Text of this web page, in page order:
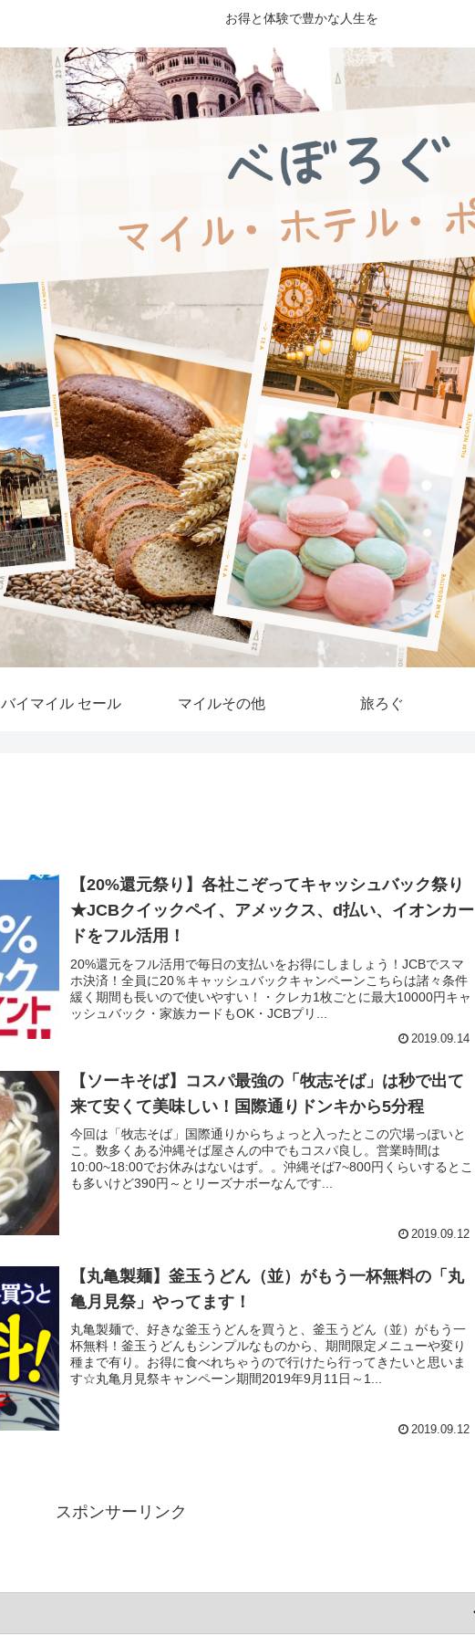
お得と体験で豊かな人生を
バイマイル セール マイルその他 旅ろぐ
【20%還元祭り】各社こぞってキャッシュバック祭り
★JCBクイックペイ、アメックス、d払い、イオンカー
ドをフル活用！
20%還元をフル活用で毎日の支払いをお得にしましょう！JCBでスマ
ホ決済！全員に20％キャッシュバックキャンペーンこちらは諸々条件
緩く期間も長いので使いやすい！・クレカ1枚ごとに最大10000円キャ
ッシュバック・家族カードもOK・JCBプリ...
2019.09.14
【ソーキそば】コスパ最強の「牧志そば」は秒で出て
来て安くて美味しい！国際通りドンキから5分程
今回は「牧志そば」国際通りからちょっと入ったとこの穴場っぽいと
こ。数多くある沖縄そば屋さんの中でもコスパ良し。営業時間は
10:00~18:00でお休みはないはず。。沖縄そば7~800円くらいするとこ
も多いけど390円～とリーズナボーなんです...
2019.09.12
【丸亀製麺】釜玉うどん（並）がもう一杯無料の「丸
亀月見祭」やってます！
丸亀製麺で、好きな釜玉うどんを買うと、釜玉うどん（並）がもう一
杯無料！釜玉うどんもシンプルなものから、期間限定メニューや変り
種まで有り。お得に食べれちゃうので行けたら行ってきたいと思いま
す☆丸亀月見祭キャンペーン期間2019年9月11日～1...
2019.09.12
スポンサーリンク